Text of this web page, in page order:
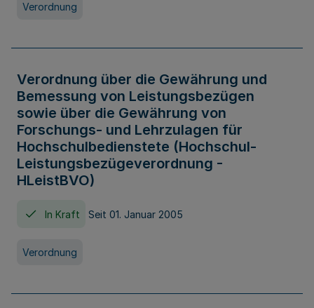
Verordnung
Verordnung über die Gewährung und
Bemessung von Leistungsbezügen
sowie über die Gewährung von
Forschungs- und Lehrzulagen für
Hochschulbedienstete (Hochschul-
Leistungsbezügeverordnung -
HLeistBVO)
In Kraft Seit 01. Januar 2005
Verordnung